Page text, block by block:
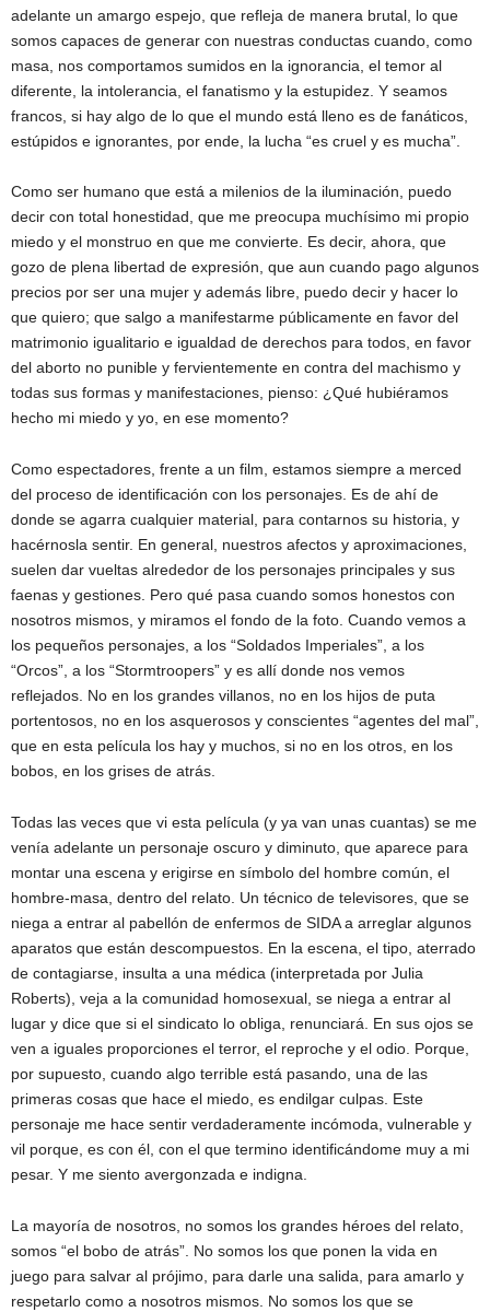
adelante un amargo espejo, que refleja de manera brutal, lo que
somos capaces de generar con nuestras conductas cuando, como
masa, nos comportamos sumidos en la ignorancia, el temor al
diferente, la intolerancia, el fanatismo y la estupidez. Y seamos
francos, si hay algo de lo que el mundo está lleno es de fanáticos,
estúpidos e ignorantes, por ende, la lucha “es cruel y es mucha”.
Como ser humano que está a milenios de la iluminación, puedo
decir con total honestidad, que me preocupa muchísimo mi propio
miedo y el monstruo en que me convierte. Es decir, ahora, que
gozo de plena libertad de expresión, que aun cuando pago algunos
precios por ser una mujer y además libre, puedo decir y hacer lo
que quiero; que salgo a manifestarme públicamente en favor del
matrimonio igualitario e igualdad de derechos para todos, en favor
del aborto no punible y fervientemente en contra del machismo y
todas sus formas y manifestaciones, pienso: ¿Qué hubiéramos
hecho mi miedo y yo, en ese momento?
Como espectadores, frente a un film, estamos siempre a merced
del proceso de identificación con los personajes. Es de ahí de
donde se agarra cualquier material, para contarnos su historia, y
hacérnosla sentir. En general, nuestros afectos y aproximaciones,
suelen dar vueltas alrededor de los personajes principales y sus
faenas y gestiones. Pero qué pasa cuando somos honestos con
nosotros mismos, y miramos el fondo de la foto. Cuando vemos a
los pequeños personajes, a los “Soldados Imperiales”, a los
“Orcos”, a los “Stormtroopers” y es allí donde nos vemos
reflejados. No en los grandes villanos, no en los hijos de puta
portentosos, no en los asquerosos y conscientes “agentes del mal”,
que en esta película los hay y muchos, si no en los otros, en los
bobos, en los grises de atrás.
Todas las veces que vi esta película (y ya van unas cuantas) se me
venía adelante un personaje oscuro y diminuto, que aparece para
montar una escena y erigirse en símbolo del hombre común, el
hombre-masa, dentro del relato. Un técnico de televisores, que se
niega a entrar al pabellón de enfermos de SIDA a arreglar algunos
aparatos que están descompuestos. En la escena, el tipo, aterrado
de contagiarse, insulta a una médica (interpretada por Julia
Roberts), veja a la comunidad homosexual, se niega a entrar al
lugar y dice que si el sindicato lo obliga, renunciará. En sus ojos se
ven a iguales proporciones el terror, el reproche y el odio. Porque,
por supuesto, cuando algo terrible está pasando, una de las
primeras cosas que hace el miedo, es endilgar culpas. Este
personaje me hace sentir verdaderamente incómoda, vulnerable y
vil porque, es con él, con el que termino identificándome muy a mi
pesar. Y me siento avergonzada e indigna.
La mayoría de nosotros, no somos los grandes héroes del relato,
somos “el bobo de atrás”. No somos los que ponen la vida en
juego para salvar al prójimo, para darle una salida, para amarlo y
respetarlo como a nosotros mismos. No somos los que se